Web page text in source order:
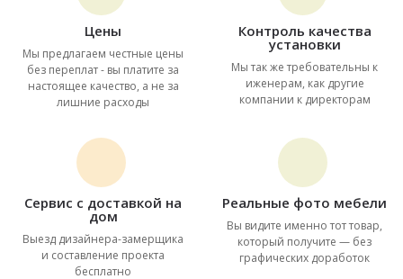
Цены
Мы предлагаем честные цены
без переплат - вы платите за
настоящее качество, а не за
лишние расходы
Контроль качества
установки
Мы так же требовательны к
иженерам, как другие
компании к директорам
Сервис с доставкой на
дом
Выезд дизайнера-замерщика
и составление проекта
бесплатно
Реальные фото мебели
Вы видите именно тот товар,
который получите — без
графических доработок